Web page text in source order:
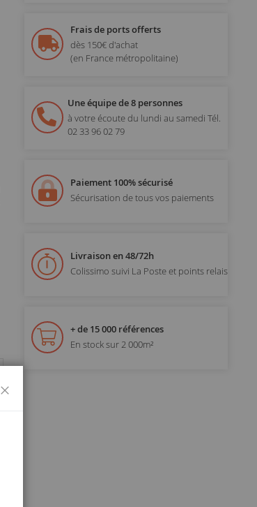
Frais de ports offerts
dès 150€ d'achat
(en France métropolitaine)
Une équipe de 8 personnes
à votre écoute du lundi au samedi Tél.
02 33 96 02 79
Paiement 100% sécurisé
Sécurisation de tous vos paiements
Livraison en 48/72h
Colissimo suivi La Poste et points relais
+ de 15 000 références
En stock sur 2 000m²